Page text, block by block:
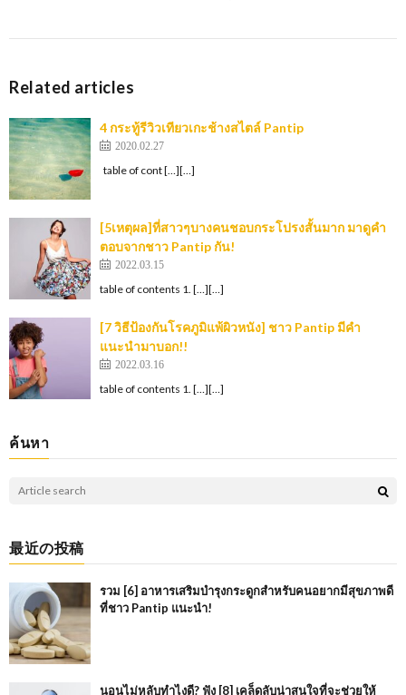
Related articles
4 กระทู้รีวิวเทียวเกะช้างสไตล์ Pantip
2020.02.27
table of cont […][…]
[5เหตุผล]ที่สาวๆบางคนชอบกระโปรงสั้นมาก มาดูคำ
ตอบจากชาว Pantip กัน!
2022.03.15
table of contents 1. […][…]
[7 วิธีป้องกันโรคภูมิแพ้ผิวหนัง] ชาว Pantip มีคำ
แนะนำมาบอก!!
2022.03.16
table of contents 1. […][…]
ค้นหา
最近の投稿
รวม [6] อาหารเสริมบำรุงกระดูกสำหรับคนอยากมีสุขภาพดี
ที่ชาว Pantip แนะนำ!
นอนไม่หลับทำไงดี? ฟัง [8] เคล็ดลับน่าสนใจที่จะช่วยให้